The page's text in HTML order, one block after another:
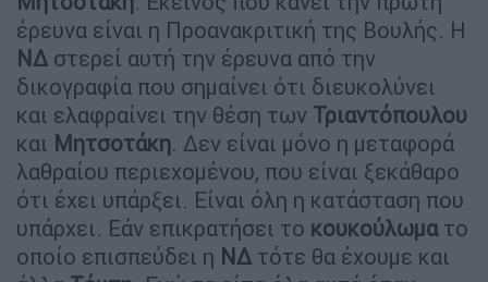
έρευνα είναι η Προανακριτική της Βουλής. Η
ΝΔ στερεί αυτή την έρευνα από την
δικογραφία που σημαίνει ότι διευκολύνει
και ελαφραίνει την θέση των Τριαντόπουλου
και Μητσοτάκη. Δεν είναι μόνο η μεταφορά
λαθραίου περιεχομένου, που είναι ξεκάθαρο
ότι έχει υπάρξει. Είναι όλη η κατάσταση που
υπάρχει. Εάν επικρατήσει το κουκούλωματο
οποίο επισπεύδει η ΝΔ τότε θα έχουμε και